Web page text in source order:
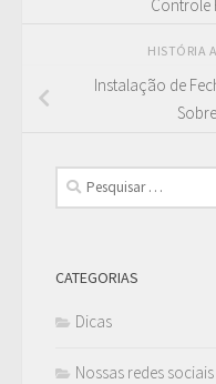
Controle
HISTÓRIA
Instalação de
Pesquisar
por:
CATEGORIAS
Dicas
Nossas redes sociais